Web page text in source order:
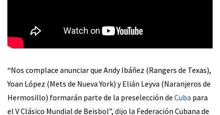
“Nos complace anunciar que Andy Ibáñez (Rangers de Texas),
Yoan López (Mets de Nueva York) y Elián Leyva (Naranjeros de
Hermosillo) formarán parte de la preselección de Cuba para
el V Clásico Mundial de Beisbol”, dijo la Federación Cubana de